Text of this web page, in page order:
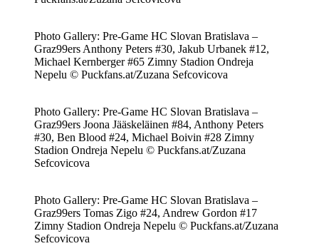
Photo Gallery: Pre-Game HC Slovan Bratislava –
Graz99ers Anthony Peters #30, Jakub Urbanek #12,
Michael Kernberger #65 Zimny Stadion Ondreja
Nepelu © Puckfans.at/Zuzana Sefcovicova
Photo Gallery: Pre-Game HC Slovan Bratislava –
Graz99ers Joona Jääskeläinen #84, Anthony Peters
#30, Ben Blood #24, Michael Boivin #28 Zimny
Stadion Ondreja Nepelu © Puckfans.at/Zuzana
Sefcovicova
Photo Gallery: Pre-Game HC Slovan Bratislava –
Graz99ers Tomas Zigo #24, Andrew Gordon #17
Zimny Stadion Ondreja Nepelu © Puckfans.at/Zuzana
Sefcovicova